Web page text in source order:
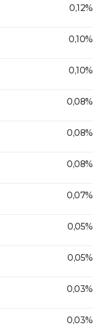
0,12%
0,10%
0,10%
0,08%
0,08%
0,08%
0,07%
0,05%
0,05%
0,03%
0,03%